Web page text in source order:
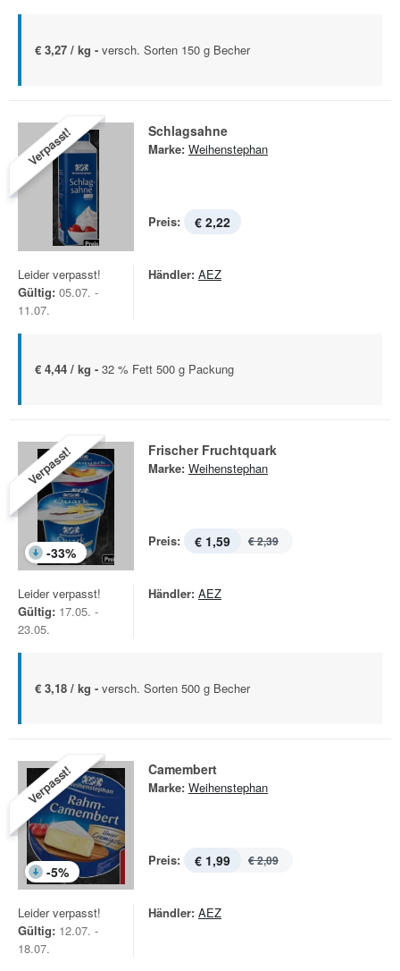
€ 3,27 / kg - versch. Sorten 150 g Becher
Verpasst! Schlagsahne
Marke: Weihenstephan
Preis: € 2,22
Leider verpasst!
Gültig: 05.07. -
11.07.
Händler: AEZ
€ 4,44 / kg - 32 % Fett 500 g Packung
Verpasst!
-33%
Frischer Fruchtquark
Marke: Weihenstephan
Preis: € 1,59 € 2,39
Leider verpasst!
Gültig: 17.05. -
23.05.
Händler: AEZ
€ 3,18 / kg - versch. Sorten 500 g Becher
Verpasst!
-5%
Camembert
Marke: Weihenstephan
Preis: € 1,99 € 2,09
Leider verpasst!
Gültig: 12.07. -
18.07.
Händler: AEZ